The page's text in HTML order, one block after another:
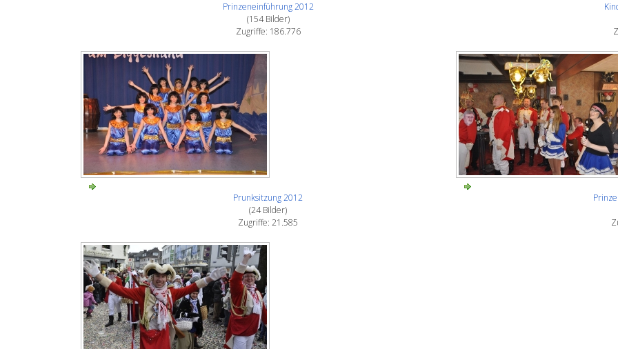
Prinzeneinführung 2012
(154 Bilder)
Zugriffe: 186.776
Prunksitzung 2012
(24 Bilder)
Zugriffe: 21.585